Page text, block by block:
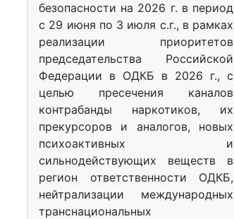
безопасности на 2026 г. в период
с 29 июня по 3 июля с.г., в рамках
реализации приоритетов
председательства Российской
Федерации в ОДКБ в 2026 г., с
целью пресечения каналов
контрабанды наркотиков, их
прекурсоров и аналогов, новых
психоактивных и
сильнодействующих веществ в
регион ответственности ОДКБ,
нейтрализации международных
транснациональных